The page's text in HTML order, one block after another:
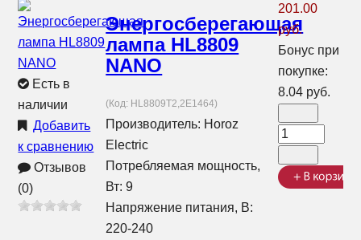
Есть в
наличии
Добавить
к сравнению
Отзывов
(0)
Энергосберегающая
лампа HL8809
NANO
(Код: HL8809T2,2E1464)
Производитель: Horoz
Electric
Потребляемая мощность,
Вт: 9
Напряжение питания, В:
220-240
201.00
руб.
Бонус при
покупке:
8.04 руб.